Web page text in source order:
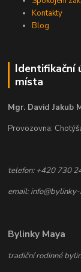
Kontakty
Blog
Identifikační
místa
Mgr. David Jakub
Provozovna:
telefon: +420 730
email:
Bylinky Maya
tradiční rodinné